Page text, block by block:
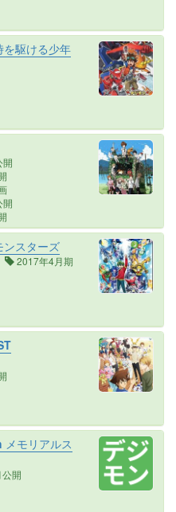
駆ける少年
開
開
ンスターズ
2017年4月期
モリアルス
開